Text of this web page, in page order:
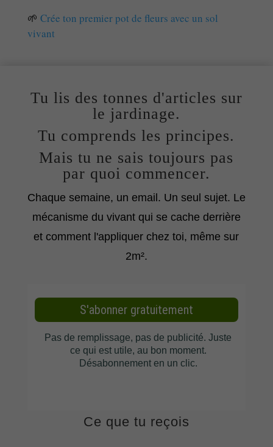
🌱 Crée ton premier pot de fleurs avec un sol
vivant
Tu lis des tonnes d'articles sur
le jardinage.
Tu comprends les principes.
Mais tu ne sais toujours pas
par quoi commencer.
Chaque semaine, un email. Un seul sujet. Le
mécanisme du vivant qui se cache derrière
et comment l'appliquer chez toi, même sur
2m².
Ce que tu reçois